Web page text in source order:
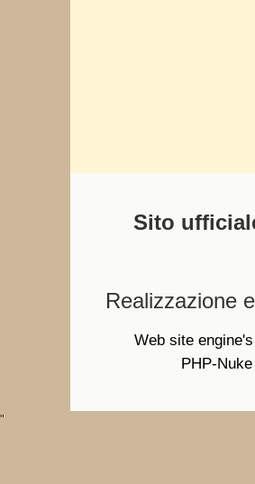
Sito
Realizzazione
Web site
PHP-
"